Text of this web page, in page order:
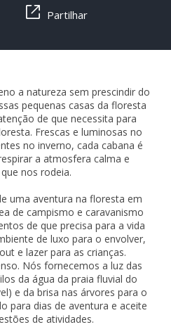
Partilhar
a natureza sem prescindir do
pequenas casas da floresta
de que necessita para
Frescas e luminosas no
no inverno, cada cabana é
a atmosfera calma e
nos rodeia.
uma aventura na floresta em
de campismo e caravanismo
de que precisa para a vida
de luxo para o envolver,
e lazer para as crianças.
Nós fornecemos a luz das
da água da praia fluvial do
e da brisa nas árvores para o
para dias de aventura e aceite
de atividades.